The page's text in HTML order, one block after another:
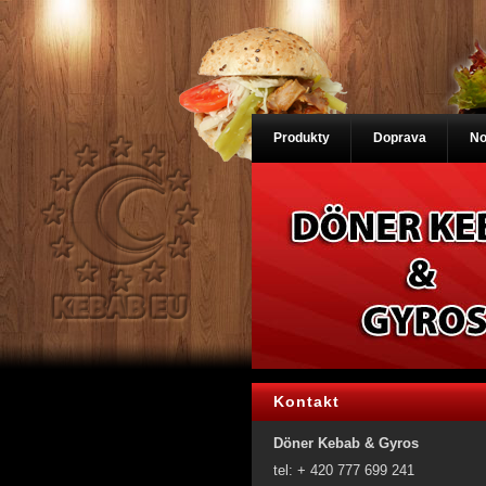
Kontakt
Döner Kebab & Gyros
tel: + 420 777 699 241
Produkty Doprava